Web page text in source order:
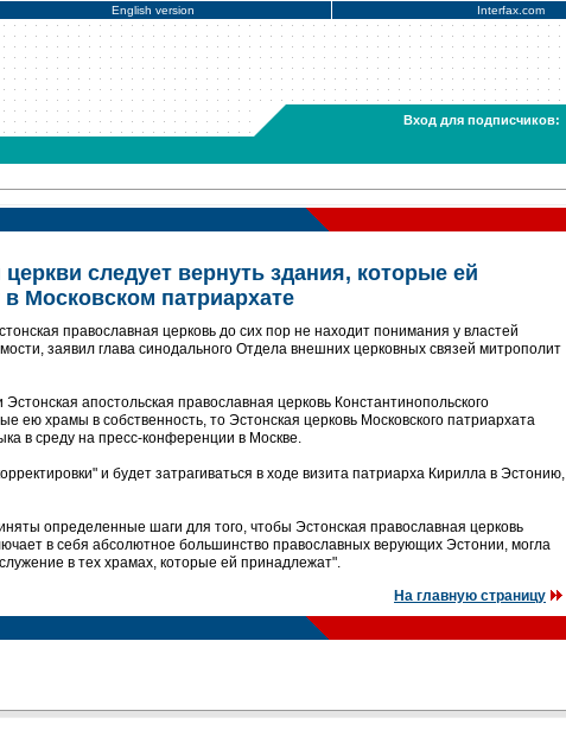
English version Interfax.com
Вход для подписчиков:
следует вернуть здания, которые ей
Московском патриархате
православная церковь до сих пор не находит понимания у властей
заявил глава синодального Отдела внешних церковных связей митрополит
апостольская православная церковь Константинопольского
ею храмы в собственность, то Эстонская церковь Московского патриархата
в среду на пресс-конференции в Москве.
и будет затрагиваться в ходе визита патриарха Кирилла в Эстонию,
определенные шаги для того, чтобы Эстонская православная церковь
в себя абсолютное большинство православных верующих Эстонии, могла
в тех храмах, которые ей принадлежат".
На главную страницу